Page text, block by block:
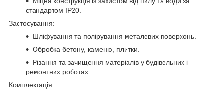
стандартом IP20.
Застосування:
Шліфування та полірування металевих поверхонь.
Обробка бетону, каменю, плитки.
Різання та зачищення матеріалів у будівельних і
ремонтних роботах.
Комплектація